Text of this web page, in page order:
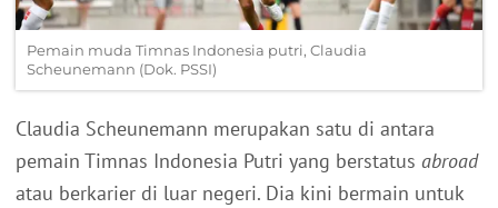
Pemain muda Timnas Indonesia putri, Claudia
Scheunemann (Dok. PSSI)
Claudia Scheunemann merupakan satu di antara
pemain Timnas Indonesia Putri yang berstatus abroad
atau berkarier di luar negeri. Dia kini bermain untuk